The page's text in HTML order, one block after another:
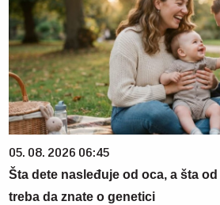
05. 08. 2026 06:45
Šta dete nasleđuje od oca, a šta
treba da znate o genetici